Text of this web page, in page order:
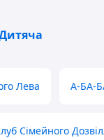
Лева А-БА-
Сімейного